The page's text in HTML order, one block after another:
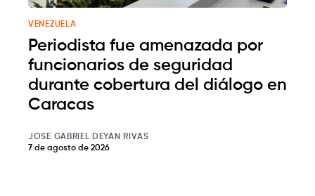
VENEZUELA
Periodista fue amenazada por
funcionarios de seguridad
durante cobertura del diálogo en
Caracas
JOSE GABRIEL DEYAN RIVAS
7 de agosto de 2026